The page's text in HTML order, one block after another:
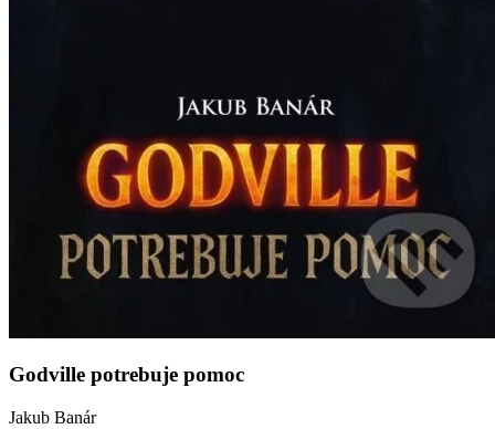
Godville potrebuje pomoc
Jakub Banár